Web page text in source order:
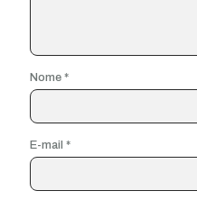
Nome *
E-mail *